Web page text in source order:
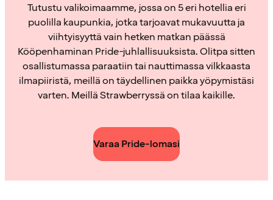
Tutustu valikoimaamme, jossa on 5 eri hotellia eri
puolilla kaupunkia, jotka tarjoavat mukavuutta ja
viihtyisyyttä vain hetken matkan päässä
Kööpenhaminan Pride-juhlallisuuksista. Olitpa sitten
osallistumassa paraatiin tai nauttimassa vilkkaasta
ilmapiiristä, meillä on täydellinen paikka yöpymistäsi
varten. Meillä Strawberryssä on tilaa kaikille.
Varaa Pride-lomasi